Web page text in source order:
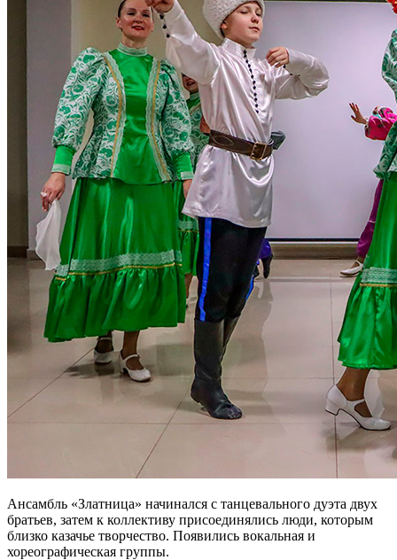
Ансамбль «Златница» начинался с танцевального дуэта двух
братьев, затем к коллективу присоединялись люди, которым
близко казачье творчество. Появились вокальная и
хореографическая группы.